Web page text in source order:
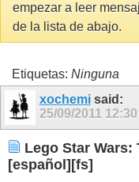
empezar a leer
de la lista de abajo.
Etiquetas: Ninguna
xochemisaid:
25/09/2011 12:30
Lego Star Wars:
[español][fs]